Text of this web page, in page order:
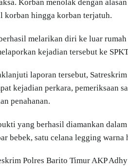
Korban menolak dengan
korban hingga korban terjatuh.
melarikan diri ke luar
kejadian tersebut ke
laporan tersebut,
kejadian perkara, pemeriksaan
penahanan.
yang berhasil diamankan
bebek, satu celana legging
Polres Barito Timur AKP